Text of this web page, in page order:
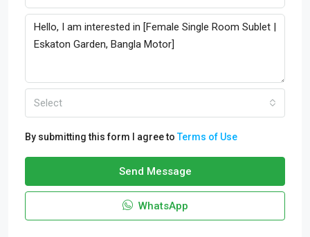
Select
By submitting this form I agree toTerms of Use
Send Message
WhatsApp